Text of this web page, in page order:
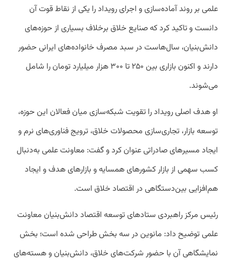
علمی بر روند آماده‌سازی و اجرای رویداد را یکی از نقاط قوت آن
دانست و تاکید کرد که صنایع خلاق برخلاف بسیاری از حوزه‌های
دانش‌بنیان، سال‌هاست در سبد مصرف خانواده‌های ایرانی حضور
دارند و اکنون بازاری بین ۲۵۰ تا ۳۰۰ هزار میلیارد تومان را شامل
می‌شوند.
او هدف اصلی رویداد را تقویت شبکه‌سازی میان فعالان این حوزه،
توسعه بازار، تجاری‌سازی محصولات خلاق، ترویج فناوری‌های نرم و
ایجاد مسیرهای صادراتی عنوان کرد و گفت: معاونت علمی به‌دنبال
کسب سهمی از بازار کشورهای همسایه و بازارهای هدف و ایجاد
هم‌افزایی بین‌دستگاهی در اقتصاد خلاق است.
رئیس مرکز راهبردی ستادهای توسعه اقتصاد دانش‌بنیان معاونت
علمی توضیح داد: مانوین در سه بخش طراحی شده است؛ بخش
نمایشگاهی آن با حضور شرکت‌های خلاق، دانش‌بنیان و هسته‌های